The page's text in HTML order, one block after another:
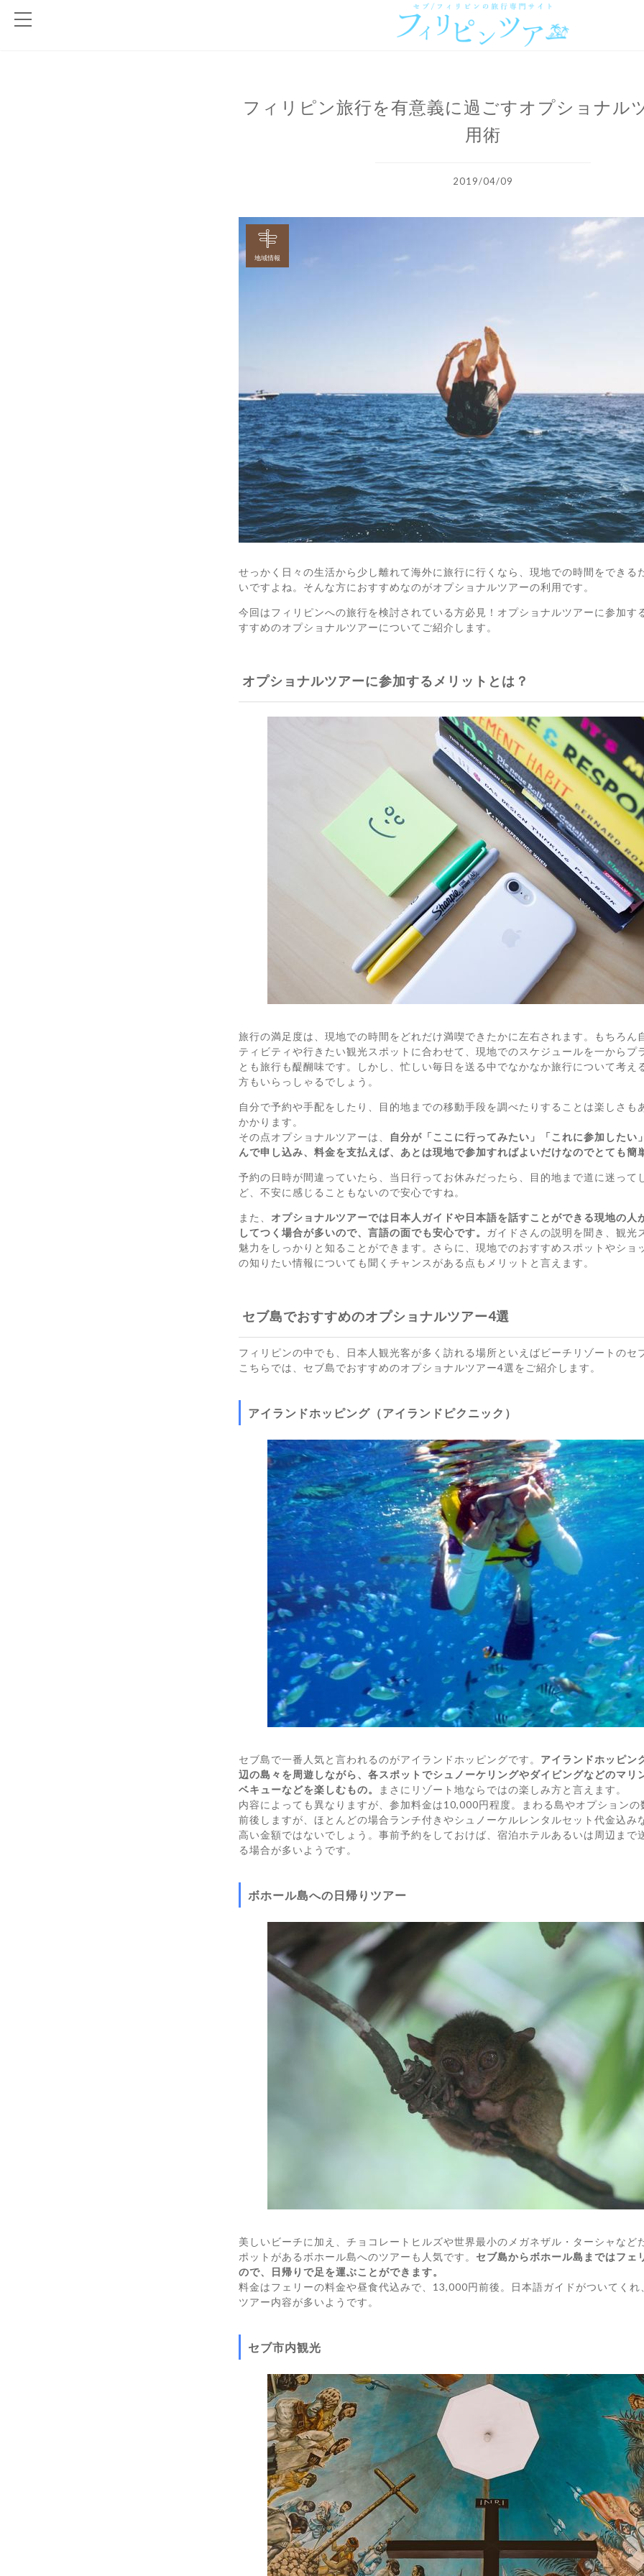
フィリピン旅行を有意義に過ごすオプショナル
用術
2019/04/09
地域情報
せっかく日々の生活から少し離れて海外に旅行に行くなら、現地での時間をできる
いですよね。そんな方におすすめなのがオプショナルツアーの利用です。
今回はフィリピンへの旅行を検討されている方必見！オプショナルツアーに参加す
すすめのオプショナルツアーについてご紹介します。
オプショナルツアーに参加するメリットとは？
旅行の満足度は、現地での時間をどれだけ満喫できたかに左右されます。もちろん
ティビティや行きたい観光スポットに合わせて、現地でのスケジュールを一からプ
とも旅行も醍醐味です。しかし、忙しい毎日を送る中でなかなか旅行について考え
方もいらっしゃるでしょう。
自分で予約や手配をしたり、目的地までの移動手段を調べたりすることは楽しさも
かかります。
その点オプショナルツアーは、
自分が「ここに行ってみたい」「これに参加したい
んで申し込み、料金を支払えば、あとは現地で参加すればよいだけなのでとても簡
予約の日時が間違っていたら、当日行ってお休みだったら、目的地まで道に迷って
ど、不安に感じることもないので安心ですね。
また、 オプショナルツアーでは日本人ガイドや日本語を話すことができる現地の人
してつく場合が多いので、言語の面でも安心です。 ガイドさんの説明を聞き、観光
魅力をしっかりと知ることができます。さらに、現地でのおすすめスポットやショ
の知りたい情報についても聞くチャンスがある点もメリットと言えます。
セブ島でおすすめのオプショナルツアー4選
フィリピンの中でも、日本人観光客が多く訪れる場所といえばビーチリゾートのセ
こちらでは、セブ島でおすすめのオプショナルツアー4選をご紹介します。
アイランドホッピング（アイランドピクニック）
セブ島で一番人気と言われるのがアイランドホッピングです。 アイランドホッピン
辺の島々を周遊しながら、各スポットでシュノーケリングやダイビングなどのマリ
ベキューなどを楽しむもの。
まさにリゾート地ならではの楽しみ方と言えます。
内容によっても異なりますが、参加料金は10,000円程度。まわる島やオプション
前後しますが、ほとんどの場合ランチ付きやシュノーケルレンタルセット代金込み
高い金額ではないでしょう。事前予約をしておけば、宿泊ホテルあるいは周辺まで
る場合が多いようです。
ボホール島への日帰りツアー
美しいビーチに加え、チョコレートヒルズや世界最小のメガネザル・ターシャなど
ポットがあるボホール島へのツアーも人気です。 セブ島からボホール島まではフェ
ので、日帰りで足を運ぶことができます。
料金はフェリーの料金や昼食代込みで、13,000円前後。日本語ガイドがついてく
ツアー内容が多いようです。
セブ市内観光